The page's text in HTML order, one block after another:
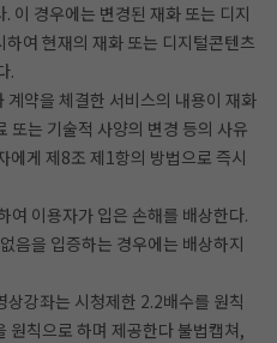
이 경우에는 변경된 재화 또는 디지
여 현재의 재화 또는 디지털콘텐츠
.
약을 체결한 서비스의 내용이 재화
또는 기술적 사양의 변경 등의 사유
에게 제8조 제1항의 방법으로 즉시
이용자가 입은 손해를 배상한다.
음을 입증하는 경우에는 배상하지
강좌는 시청제한 2.2배수를 원칙
원칙으로 하며 제공한다 불법캡쳐,